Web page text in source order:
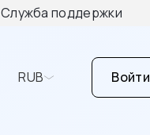
Служба поддержки
RUB Войти